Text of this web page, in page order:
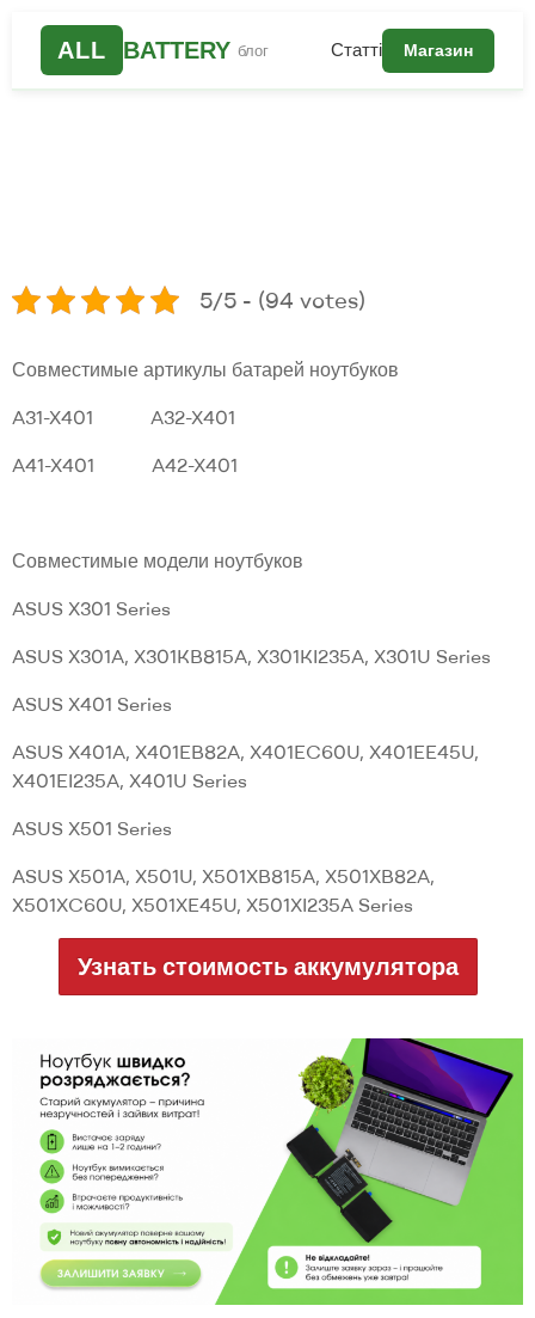
ALL BATTERY блог Статті Магазин
5/5 - (94 votes)
Совместимые артикулы батарей ноутбуков
A31-X401 A32-X401
A41-X401 A42-X401
Совместимые модели ноутбуков
ASUS X301 Series
ASUS X301A, X301KB815A, X301KI235A, X301U Series
ASUS X401 Series
ASUS X401A, X401EB82A, X401EC60U, X401EE45U,
X401EI235A, X401U Series
ASUS X501 Series
ASUS X501A, X501U, X501XB815A, X501XB82A,
X501XC60U, X501XE45U, X501XI235A Series
Узнать стоимость аккумулятора